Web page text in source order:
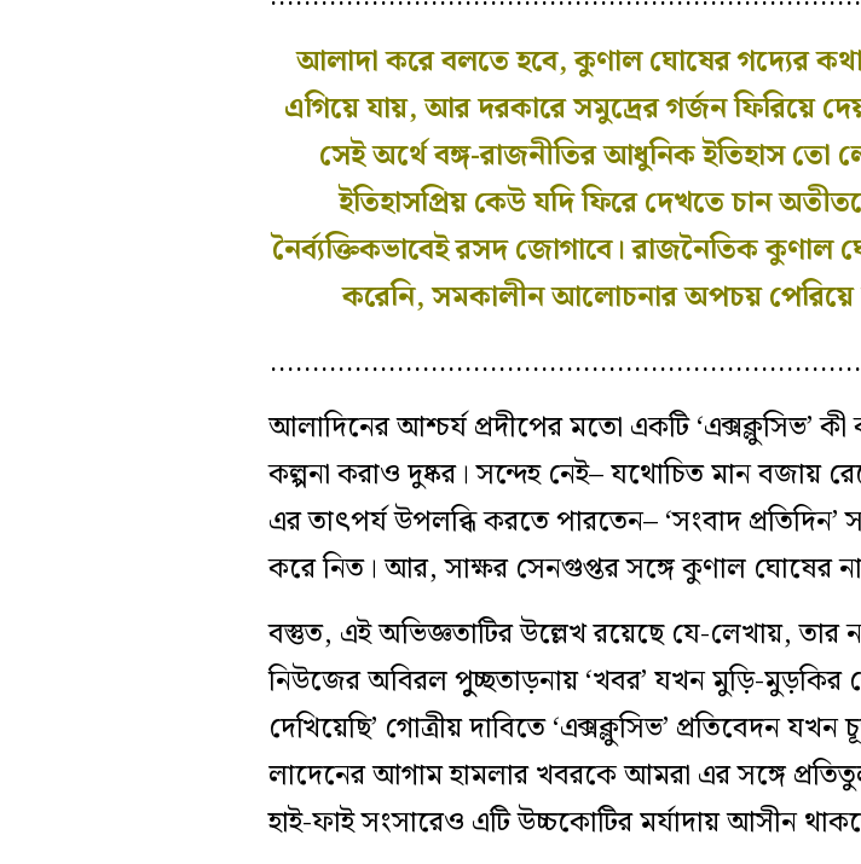
আলাদা করে বলতে হবে, কুণাল ঘোষের গদ্যের
এগিয়ে যায়, আর দরকারে সমুদ্রের গর্জন ফিরিয়ে
সেই অর্থে বঙ্গ-রাজনীতির আধুনিক ইতিহাস তো
ইতিহাসপ্রিয় কেউ যদি ফিরে দেখতে চান
নৈর্ব্যক্তিকভাবেই রসদ জোগাবে। রাজনৈতিক কুণাল
করেনি, সমকালীন আলোচনার অপচয় পেরিয়ে
আলাদিনের আশ্চর্য প্রদীপের মতো একটি ‘এক্সক্লুসিভ’
কল্পনা করাও দুষ্কর। সন্দেহ নেই– যথোচিত মান বজায়
এর তাৎপর্য উপলব্ধি করতে পারতেন– ‘সংবাদ প্রতিদিন’
করে নিত। আর, সাক্ষর সেনগুপ্তর সঙ্গে কুণাল ঘোষের
বস্তুত, এই অভিজ্ঞতাটির উল্লেখ রয়েছে যে-লেখায়, তার
নিউজের অবিরল পুুচ্ছতাড়নায় ‘খবর’ যখন মুড়ি-মুড়কির
দেখিয়েছি’ গোত্রীয় দাবিতে ‘এক্সক্লুসিভ’ প্রতিবেদন
লাদেনের আগাম হামলার খবরকে আমরা এর সঙ্গে
হাই-ফাই সংসারেও এটি উচ্চকোটির মর্যাদায় আসীন